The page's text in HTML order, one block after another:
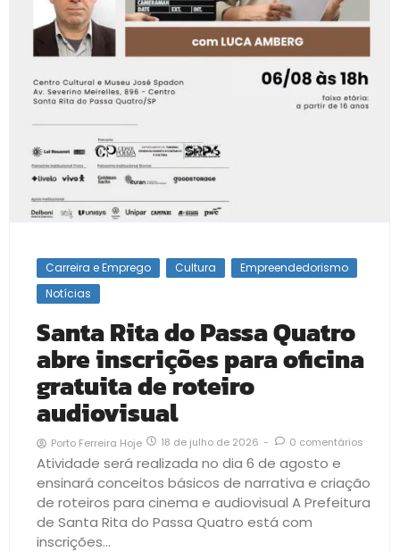
Carreira e Emprego Cultura
Empreendedorismo
Notícias
Santa Rita do Passa Quatro
abre inscrições para oficina
gratuita de roteiro
audiovisual
Porto Ferreira Hoje 18 de julho de 2026 - 0 comentários
Atividade será realizada no dia 6 de agosto e
ensinará conceitos básicos de narrativa e criação
de roteiros para cinema e audiovisual A Prefeitura
de Santa Rita do Passa Quatro está com
inscrições...